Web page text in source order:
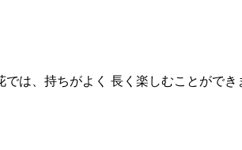
、持ちがよく 長く楽しむことができ